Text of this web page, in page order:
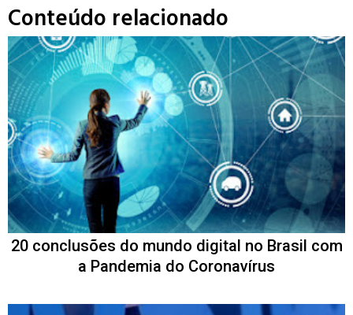
Conteúdo relacionado
20 conclusões do mundo digital no Brasil com
a Pandemia do Coronavírus